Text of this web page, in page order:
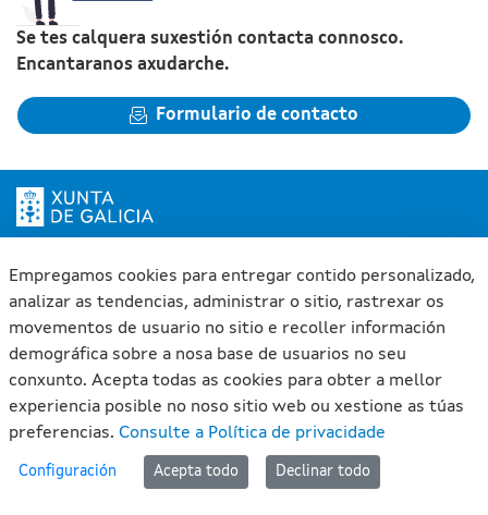
Se tes calquera suxestión contacta connosco.
Encantaranos axudarche.
Formulario de contacto
pola Xunta de Galicia
Atención á cidadanía
Accesibilidade
Aviso legal
Empregamos cookies para entregar contido personalizado,
analizar as tendencias, administrar o sitio, rastrexar os
movementos de usuario no sitio e recoller información
demográfica sobre a nosa base de usuarios no seu
conxunto. Acepta todas as cookies para obter a mellor
experiencia posible no noso sitio web ou xestione as túas
preferencias. Consulte a Política de privacidade
Configuración Acepta todo Declinar todo